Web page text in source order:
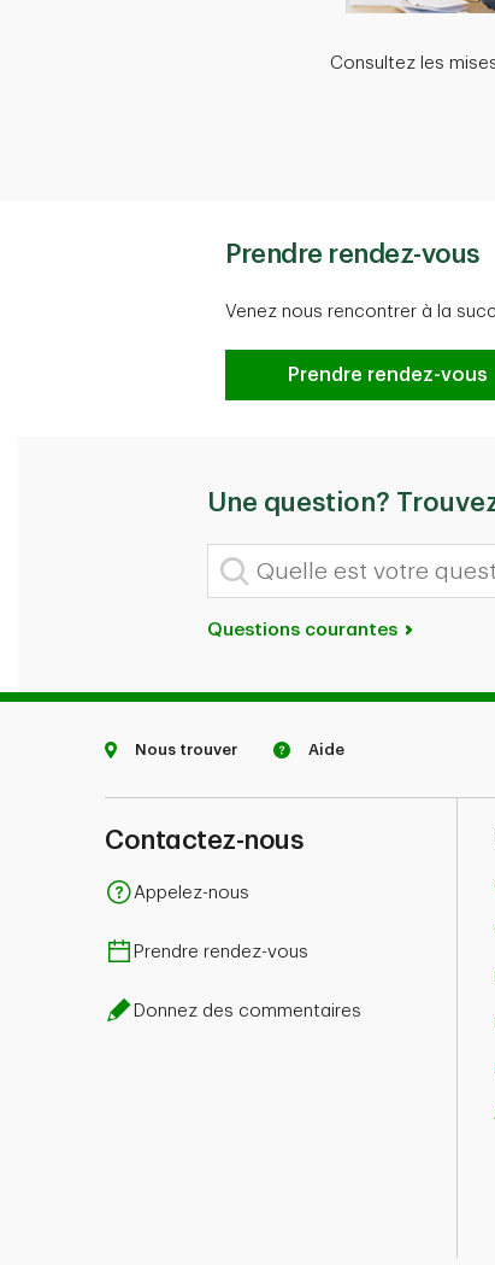
Consultez les
Prendre rendez-vous
Venez nous rencontrer à la
Prendre rendez-vous
Prendre rendez-vous
Une question?
Quelle est votre question?
Questions courantes
Nous trouver Aide
Contactez-nous
Appelez-nous
Prendre rendez-vous
Donnez des commentaires